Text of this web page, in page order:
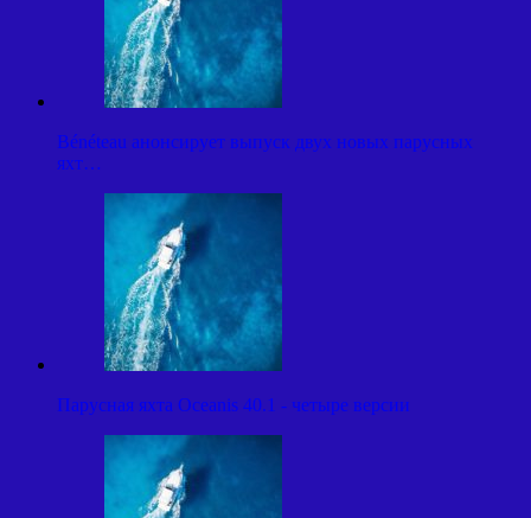
Bénéteau анонсирует выпуск двух новых парусных
яхт…
Парусная яхта Oceanis 40.1 - четыре версии